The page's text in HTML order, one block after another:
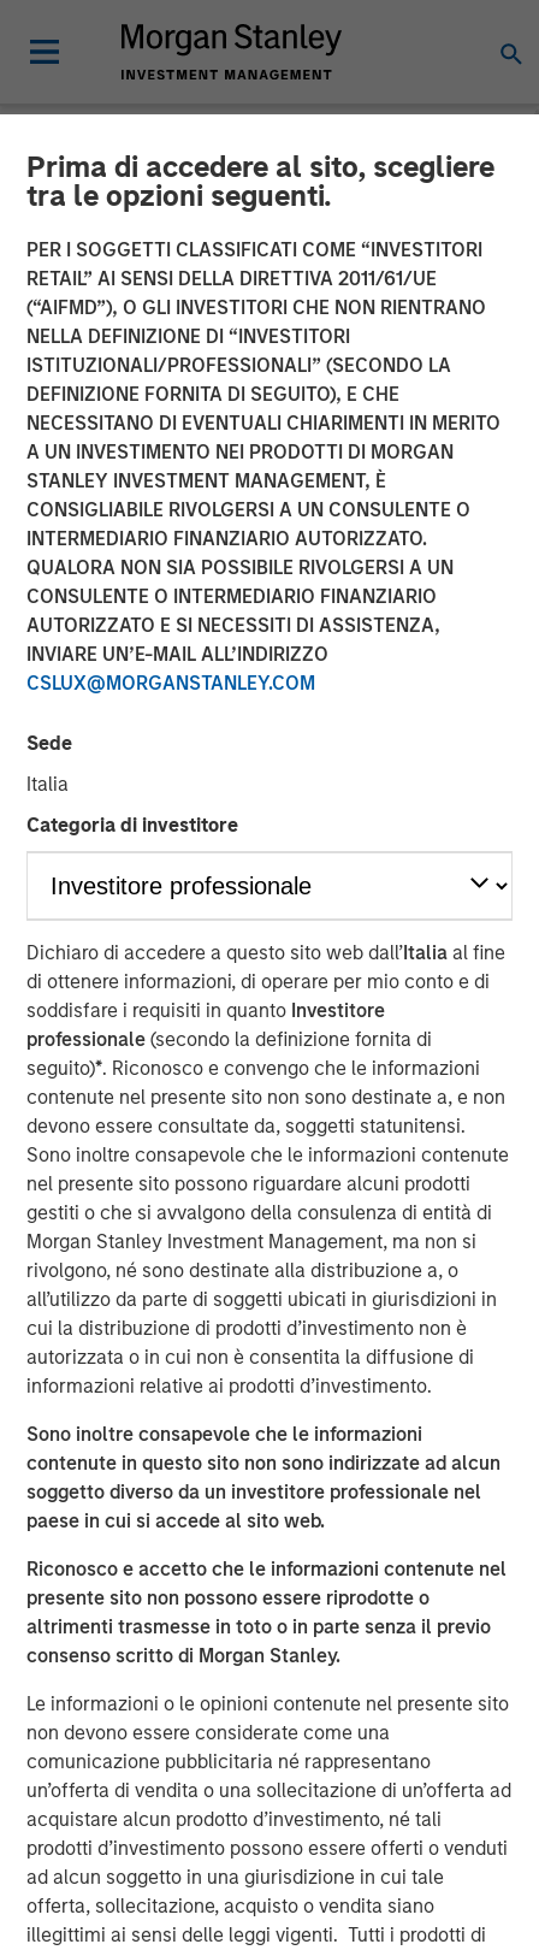
Prima di accedere al sito, scegliere
tra le opzioni seguenti.
PER I SOGGETTI CLASSIFICATI COME “INVESTITORI
RETAIL” AI SENSI DELLA DIRETTIVA 2011/61/UE
(“AIFMD”), O GLI INVESTITORI CHE NON RIENTRANO
NELLA DEFINIZIONE DI “INVESTITORI
ISTITUZIONALI/PROFESSIONALI” (SECONDO LA
DEFINIZIONE FORNITA DI SEGUITO), E CHE
NECESSITANO DI EVENTUALI CHIARIMENTI IN MERITO
A UN INVESTIMENTO NEI PRODOTTI DI MORGAN
STANLEY INVESTMENT MANAGEMENT, È
CONSIGLIABILE RIVOLGERSI A UN CONSULENTE O
INTERMEDIARIO FINANZIARIO AUTORIZZATO.
QUALORA NON SIA POSSIBILE RIVOLGERSI A UN
CONSULENTE O INTERMEDIARIO FINANZIARIO
AUTORIZZATO E SI NECESSITI DI ASSISTENZA,
INVIARE UN’E-MAIL ALL’INDIRIZZO
CSLUX@MORGANSTANLEY.COM
Sede
Italia
Categoria di investitore
Dichiaro di accedere a questo sito web dall’Italia al fine
di ottenere informazioni, di operare per mio conto e di
soddisfare i requisiti in quanto Investitore
professionale(secondo la definizione fornita di
seguito)*. Riconosco e convengo che le informazioni
contenute nel presente sito non sono destinate a, e non
devono essere consultate da, soggetti statunitensi.
Sono inoltre consapevole che le informazioni contenute
nel presente sito possono riguardare alcuni prodotti
gestiti o che si avvalgono della consulenza di entità di
Morgan Stanley Investment Management, ma non si
rivolgono, né sono destinate alla distribuzione a, o
all’utilizzo da parte di soggetti ubicati in giurisdizioni in
cui la distribuzione di prodotti d’investimento non è
autorizzata o in cui non è consentita la diffusione di
informazioni relative ai prodotti d’investimento.
Sono inoltre consapevole che le informazioni
contenute in questo sito non sono indirizzate ad alcun
soggetto diverso da un investitore professionale nel
paese in cui si accede al sito web.
Riconosco e accetto che le informazioni contenute nel
presente sito non possono essere riprodotte o
altrimenti trasmesse in toto o in parte senza il previo
consenso scritto di Morgan Stanley.
Le informazioni o le opinioni contenute nel presente sito
non devono essere considerate come una
comunicazione pubblicitaria né rappresentano
un’offerta di vendita o una sollecitazione di un’offerta ad
acquistare alcun prodotto d’investimento, né tali
prodotti d’investimento possono essere offerti o venduti
ad alcun soggetto in una giurisdizione in cui tale
offerta, sollecitazione, acquisto o vendita siano
illegittimi ai sensi delle leggi vigenti. Tutti i prodotti di
INSIGHTS
Mark van der Zwan on
Resonanz Spotlight: The
Evolution of Hedge Fund
Investing
06 SETTEMBRE 2024
Mark van der Zwan
Managing Director
over the past two decades, but with multi-strategy
another shift on the horizon? Mark van der Zwan, CIO of
Hedge Fund Solutions at Morgan Stanley Investment
Management, joins Resonanz Spotlight to explore the
past, present, and future of hedge fund investing. With 25
years of experience, Mark shares valuable insights you
won’t want to miss.
About Resonanz Spotlight
This is a podcast that explores the investment strategies,
the stories behind them, and meets the experts who
create them.
Morgan Stanley Real Estate Investing
Morgan Stanley Real Estate Investing (MSREI) manages
global value-add / opportunistic and regional core / core-
plus real estate investment strategies. The team's
experience encompasses a broad array of asset classes,
geographic regions and investment themes across all
phases of the real estate cycle.
Approfondimenti correlati
Hedge Funds 2026 Midyear Outlook
ALTS IN FOCUS
Hedge Funds 2026 Outlook
PRESS RELEASE
Morgan Stanley Alternative Investment
Partners Raises $516 Million for Riverview
Strategic Opportunities Fund III